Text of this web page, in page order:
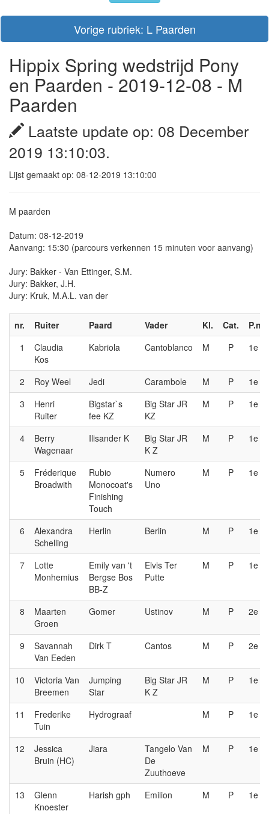
Vorige rubriek: L Paarden
Hippix Spring wedstrijd Pony
en Paarden - 2019-12-08 - M
Paarden
Laatste update op: 08 December
2019 13:10:03.
Lijst gemaakt op: 08-12-2019 13:10:00
M paarden
Datum: 08-12-2019
Aanvang: 15:30 (parcours verkennen 15 minuten voor aanvang)
Jury: Bakker - Van Ettinger, S.M.
Jury: Bakker, J.H.
Jury: Kruk, M.A.L. van der
nr. Ruiter Paard Vader Kl. Cat.
P.nr.
1
Claudia
Kos
Kabriola Cantoblanco M P 1e
2 Roy Weel Jedi Carambole M P
1e
3
Henri
Ruiter
Bigstar`s
fee KZ
Big Star JR
KZ
M P 1e
4
Berry
Wagenaar
Ilisander K
Big Star JR
K Z
M P 1e
5
Fréderique
Broadwith
Rubio
Monocoat's
Finishing
Touch
Numero
Uno
M P 1e
6
Alexandra
Schelling
Herlin Berlin M P 1e
7
Lotte
Monhemius
Emily van 't
Bergse Bos
BB-Z
Elvis Ter
Putte
M P 1e
8
Maarten
Groen
Gomer Ustinov M P 2e
9
Savannah
Van Eeden
Dirk T Cantos M P 2e
10
Victoria Van
Breemen
Jumping
Star
Big Star JR
K Z
M P 1e
11
Frederike
Tuin
Hydrograaf M P 1e
12
Jessica
Bruin (HC)
Jiara
Tangelo Van
De
Zuuthoeve
M P 1e
13
Glenn
Knoester
Harish gph Emilion M P 1e